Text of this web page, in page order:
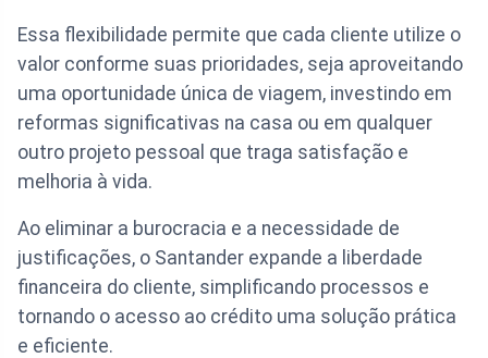
Essa flexibilidade permite que cada cliente utilize o
valor conforme suas prioridades, seja aproveitando
uma oportunidade única de viagem, investindo em
reformas significativas na casa ou em qualquer
outro projeto pessoal que traga satisfação e
melhoria à vida.
Ao eliminar a burocracia e a necessidade de
justificações, o Santander expande a liberdade
financeira do cliente, simplificando processos e
tornando o acesso ao crédito uma solução prática
e eficiente.